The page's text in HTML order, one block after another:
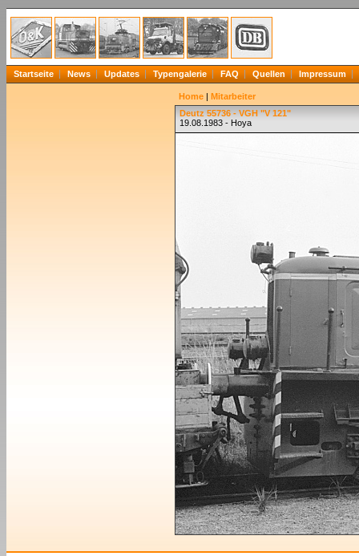
Startseite News Updates Typengalerie FAQ Quellen Impressum
Home | Mitarbeiter
Deutz 55736 - VGH "V 121"
19.08.1983 - Hoya